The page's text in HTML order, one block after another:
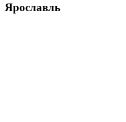
Ярославль